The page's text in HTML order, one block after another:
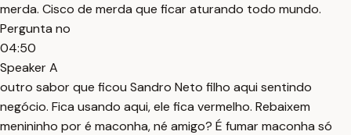
merda. Cisco de merda que ficar aturando todo mundo.
Pergunta no
04:50
Speaker A
outro sabor que ficou Sandro Neto filho aqui sentindo
negócio. Fica usando aqui, ele fica vermelho. Rebaixem
menininho por é maconha, né amigo? É fumar maconha só